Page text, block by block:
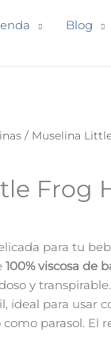
Blog
/ Muselina
Frog
para tu
100% viscosa de
y
ideal para usar
parasol. El